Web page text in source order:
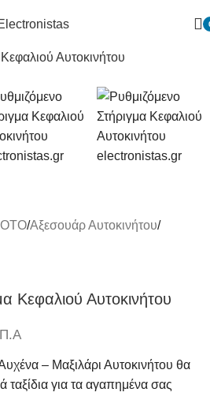
/Αξεσουάρ Αυτοκινήτου/
Κεφαλιού Αυτοκινήτου
– Μαξιλάρι Αυτοκινήτου θα
ταξίδια για τα αγαπημένα σας